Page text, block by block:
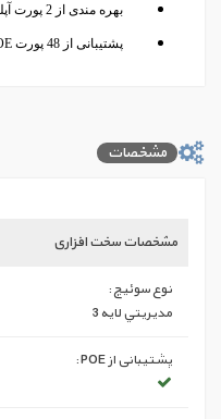
بهره مندی از 2 پورت آپلینک GE combo mini-GBIC/SFP
پشتیبانی از 48 پورت POE
مشخصات
مشخصات سخت افزاری
نوع سوئیچ :
مديريتي لايه 3
پشتیبانی از POE :